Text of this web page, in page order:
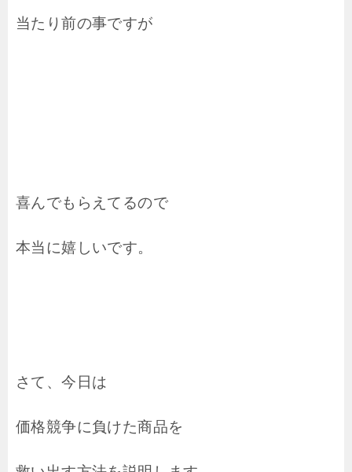
当たり前の事ですが
喜んでもらえてるので
本当に嬉しいです。
さて、今日は
価格競争に負けた商品を